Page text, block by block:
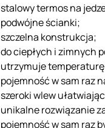
stalowy termos na
podwójne ścianki;
szczelna konstrukcja;
do ciepłych i zimnych
utrzymuje temperaturę
pojemność w sam raz
szeroki wlew
unikalne rozwiązanie
pojemność w sam raz